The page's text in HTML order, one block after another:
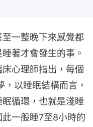
一整晚下來感覺都
著才會發生的事。
心理師指出，每個
以睡眠結構而言，
循環，也就是淺睡
一般睡7至8小時的